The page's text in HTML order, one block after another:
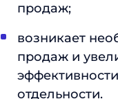
продаж;
возникает
продаж и
отдельности.